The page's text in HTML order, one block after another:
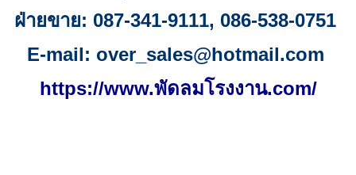
ฝ่ายขาย: 087-341-9111, 086-538-0751
E-mail: over_sales@hotmail.com
https://www.พัดลมโรงงาน.com/